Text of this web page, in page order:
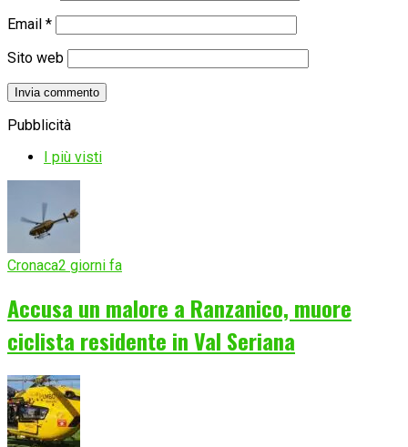
Email *
Sito web
Pubblicità
I più visti
Cronaca2 giorni fa
Accusa un malore a Ranzanico, muore
ciclista residente in Val Seriana